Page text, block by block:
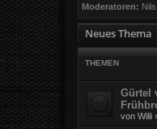
Moderatoren: Nils
Neues Thema
THEMEN
Gürtel
von Willi